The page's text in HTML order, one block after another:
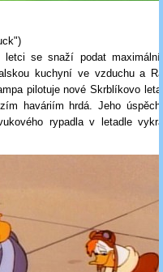
se snaží podat
kuchyní ve vzduchu a
pilotuje nové Skrblíkovo
haváriím hrdá. Jeho
rypadla v letadle